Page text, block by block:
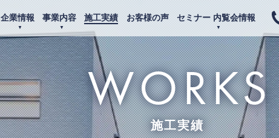
企業情報 事業内容 施工実績 お客様の声 セミナー 内覧会情報
WORKS
施工実績